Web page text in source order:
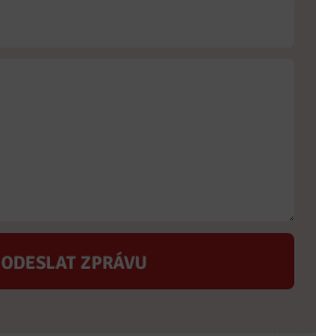
ODESLAT ZPRÁVU